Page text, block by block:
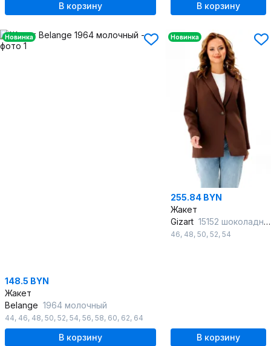
В корзину В корзину
Новинка
148.5 BYN
Жакет
Belange 1964 молочный
44, 46, 48, 50, 52, 54, 56, 58, 60, 62, 64
В корзину
Новинка
255.84 BYN
Жакет
Gizart 15152 шоколадный
46, 48, 50, 52, 54
В корзину